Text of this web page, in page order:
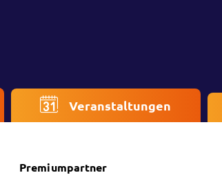
Veranstaltungen
Premiumpartner